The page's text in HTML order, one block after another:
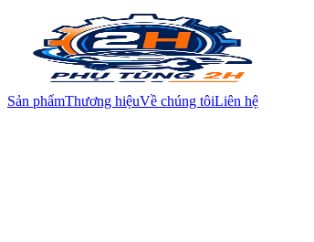
Sản phẩmThương hiệuVề chúng tôiLiên hệ